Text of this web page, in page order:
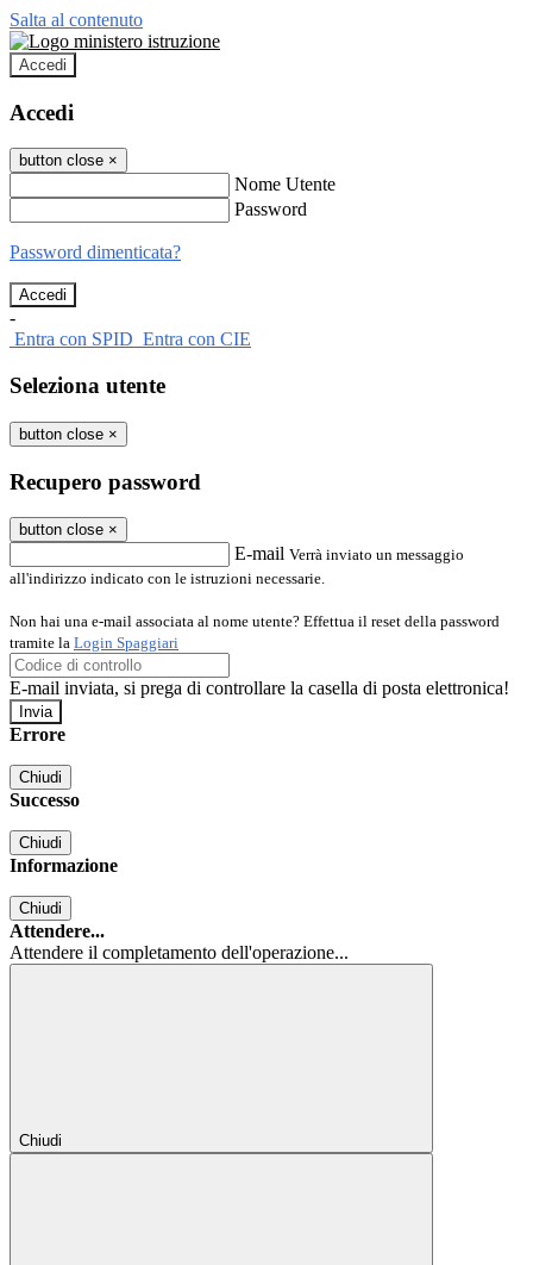
Salta al contenuto
Accedi
Accedi
button close ×
Nome Utente
Password
Password dimenticata?
-
Entra con SPID Entra con CIE
Seleziona utente
button close ×
Recupero password
button close ×
E-mail Verrà inviato un messaggio
all'indirizzo indicato con le istruzioni necessarie.
Non hai una e-mail associata al nome utente? Effettua il reset della password
tramite la Login Spaggiari
E-mail inviata, si prega di controllare la casella di posta elettronica!
Errore
Chiudi
Successo
Chiudi
Informazione
Chiudi
Attendere...
Attendere il completamento dell'operazione...
Chiudi